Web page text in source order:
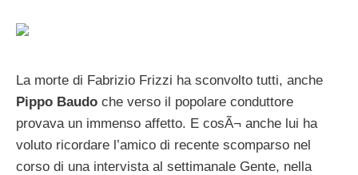
La morte di Fabrizio Frizzi ha sconvolto tutti, anche
Pippo Baudo che verso il popolare conduttore
provava un immenso affetto. E cosÃ¬ anche lui ha
voluto ricordare l’amico di recente scomparso nel
corso di una intervista al settimanale Gente, nella